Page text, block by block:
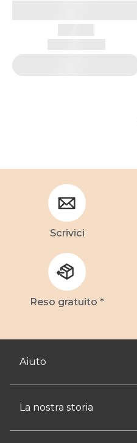
Scrivici
Reso gratuito *
Aiuto
La nostra storia